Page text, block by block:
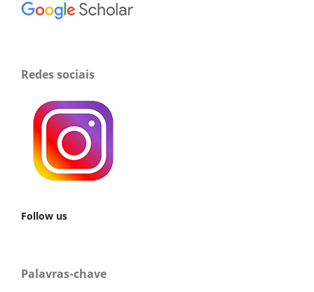
Redes sociais
Follow us
Palavras-chave